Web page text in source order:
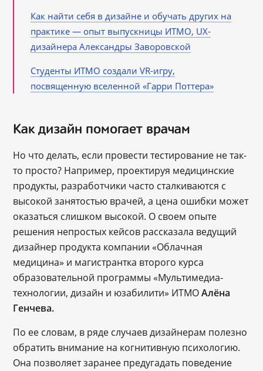
Как найти себя в дизайне и обучать других на
практике ― опыт выпускницы ИТМО, UX-
дизайнера Александры Заворовской
Студенты ИТМО создали VR-игру,
посвященную вселенной «Гарри Поттера»
Как дизайн помогает врачам
Но что делать, если провести тестирование не так-
то просто? Например, проектируя медицинские
продукты, разработчики часто сталкиваются с
высокой занятостью врачей, а цена ошибки может
оказаться слишком высокой. О своем опыте
решения непростых кейсов рассказала ведущий
дизайнер продукта компании «Облачная
медицина» и магистрантка второго курса
образовательной программы «Мультимедиа-
технологии, дизайн и юзабилити» ИТМОАлёна
Генчева.
По ее словам, в ряде случаев дизайнерам полезно
обратить внимание на когнитивную психологию.
Она позволяет заранее предугадать поведение